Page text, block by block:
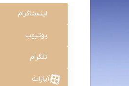
اینستاگرام
یوتیوب
تلگرام
آپارات